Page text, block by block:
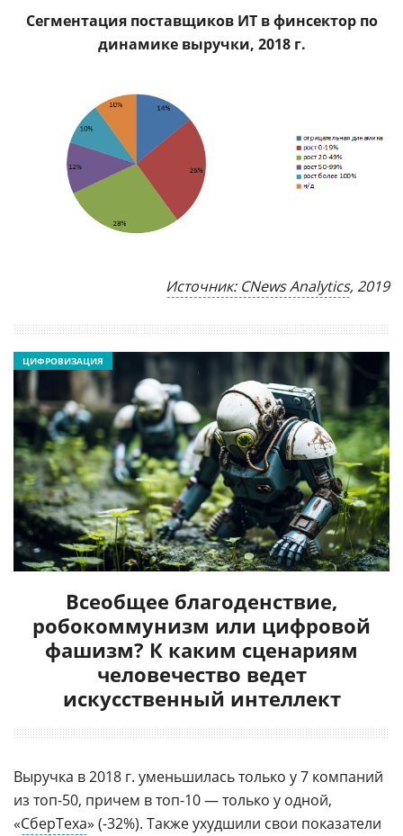
Сегментация поставщиков ИТ в финсектор по
динамике выручки, 2018 г.
Источник: CNews Analytics, 2019
Всеобщее благоденствие,
робокоммунизм или цифровой
фашизм? К каким сценариям
человечество ведет
искусственный интеллект
ЦИФРОВИЗАЦИЯ
Выручка в 2018 г. уменьшилась только у 7 компаний
из топ-50, причем в топ-10 — только у одной,
«СберТеха» (-32%). Также ухудшили свои показатели